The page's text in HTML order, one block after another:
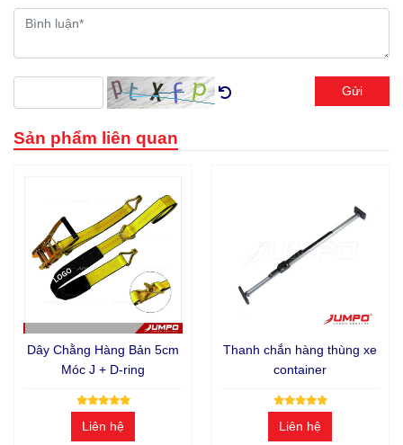
Gửi
Sản phẩm liên quan
Dây Chằng Hàng Bản 5cm
Móc J + D-ring
Liên hệ
Thanh chắn hàng thùng xe
container
Liên hệ